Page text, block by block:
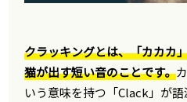
クラッキングとは、「カカカ
猫が出す短い音のことです。
いう意味を持つ「Clack」が